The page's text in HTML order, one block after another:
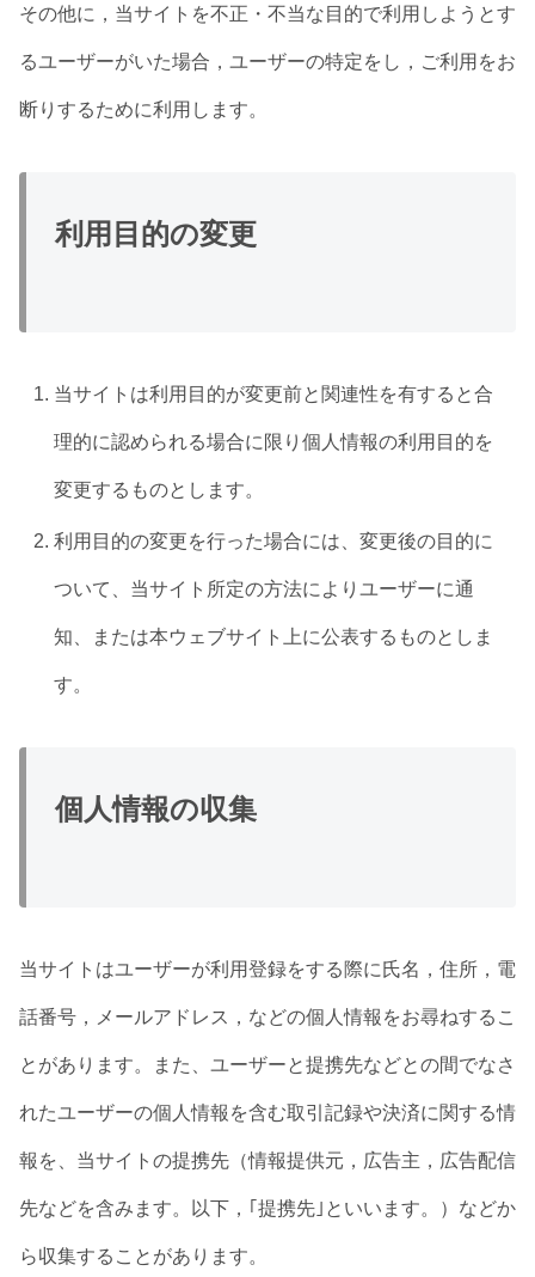
その他に，当サイトを不正・不当な目的で利用しようとす
るユーザーがいた場合，ユーザーの特定をし，ご利用をお
断りするために利用します。
利用目的の変更
当サイトは利用目的が変更前と関連性を有すると合
理的に認められる場合に限り個人情報の利用目的を
変更するものとします。
利用目的の変更を行った場合には、変更後の目的に
ついて、当サイト所定の方法によりユーザーに通
知、または本ウェブサイト上に公表するものとしま
す。
個人情報の収集
当サイトはユーザーが利用登録をする際に氏名，住所，電
話番号，メールアドレス，などの個人情報をお尋ねするこ
とがあります。また、ユーザーと提携先などとの間でなさ
れたユーザーの個人情報を含む取引記録や決済に関する情
報を、当サイトの提携先（情報提供元，広告主，広告配信
先などを含みます。以下，｢提携先｣といいます。）などか
ら収集することがあります。